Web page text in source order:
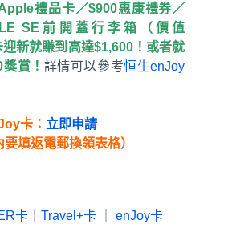
禮品卡／$900惠康禮券／
SE前開蓋行李箱（價值
新就賺到高達$1,600！或者就
賞！ 詳情可以參考恒生enJoy
卡： 立即申請
要填返電郵換領表格）
卡 Travel+卡 enJoy卡